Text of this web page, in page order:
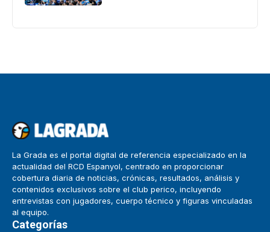
La Grada es el portal digital de referencia especializado en la
actualidad del RCD Espanyol, centrado en proporcionar
cobertura diaria de noticias, crónicas, resultados, análisis y
contenidos exclusivos sobre el club perico, incluyendo
entrevistas con jugadores, cuerpo técnico y figuras vinculadas
al equipo.
Categorías